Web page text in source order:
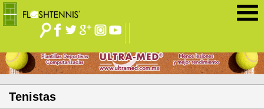
Tenistas